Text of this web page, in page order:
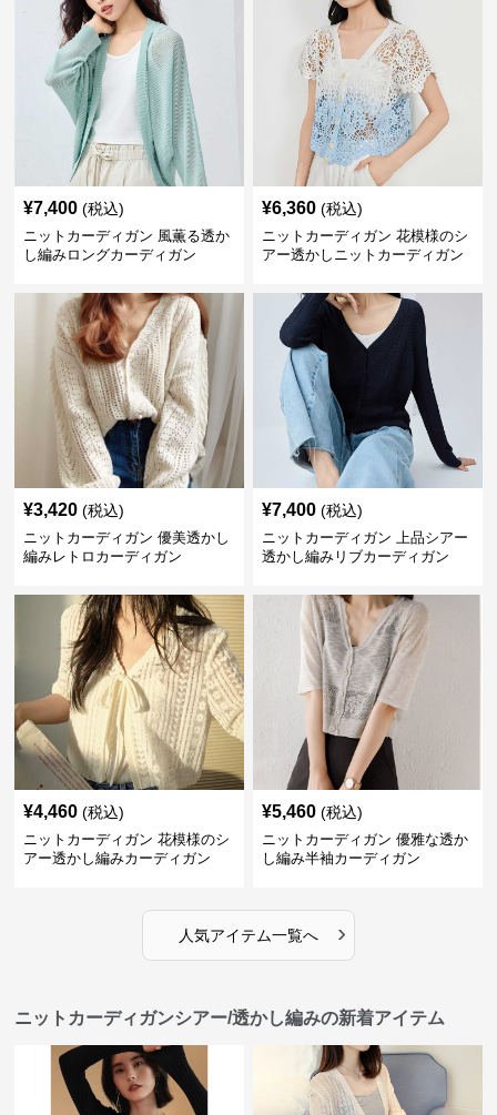
¥7,400 (税込)
ニットカーディガン 風薫る透か
し編みロングカーディガン
¥6,360 (税込)
ニットカーディガン 花模様のシ
アー透かしニットカーディガン
¥3,420 (税込)
ニットカーディガン 優美透かし
編みレトロカーディガン
¥7,400 (税込)
ニットカーディガン 上品シアー
透かし編みリブカーディガン
¥4,460 (税込)
ニットカーディガン 花模様のシ
アー透かし編みカーディガン
¥5,460 (税込)
ニットカーディガン 優雅な透か
し編み半袖カーディガン
人気アイテム一覧へ ›
ニットカーディガンシアー/透かし編みの新着アイテム